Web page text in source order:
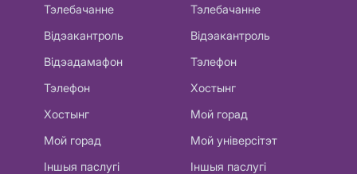
Тэлебачанне
Відэакантроль
Відэадамафон
Тэлефон
Хостынг
Мой горад
Іншыя паслугі
Тэлебачанне
Відэакантроль
Тэлефон
Хостынг
Мой горад
Мой універсітэт
Іншыя паслугі